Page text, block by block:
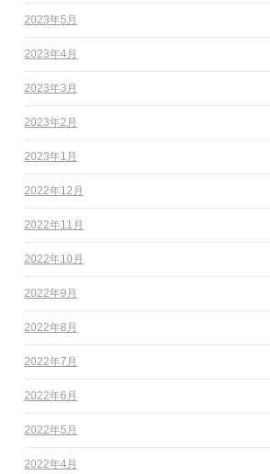
2023年5月
2023年4月
2023年3月
2023年2月
2023年1月
2022年12月
2022年11月
2022年10月
2022年9月
2022年8月
2022年7月
2022年6月
2022年5月
2022年4月